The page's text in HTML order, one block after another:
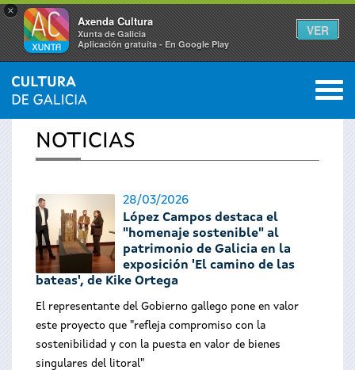
×
Axenda Cultura
Xunta de Galicia
Aplicación gratuíta - En Google Play
VER
Se
encuentra
usted
aquí
INICIO › ACTUALIDAD 0
NOTICIAS
28/03/2026
López Campos destaca el
"homenaje sostenible" al
patrimonio de Galicia en la
exposición 'El camino de las
bateas', de Kike Ortega
El representante del Gobierno gallego pone en valor
este proyecto que "refleja compromiso con la
sostenibilidad y con la puesta en valor de bienes
singulares del litoral"